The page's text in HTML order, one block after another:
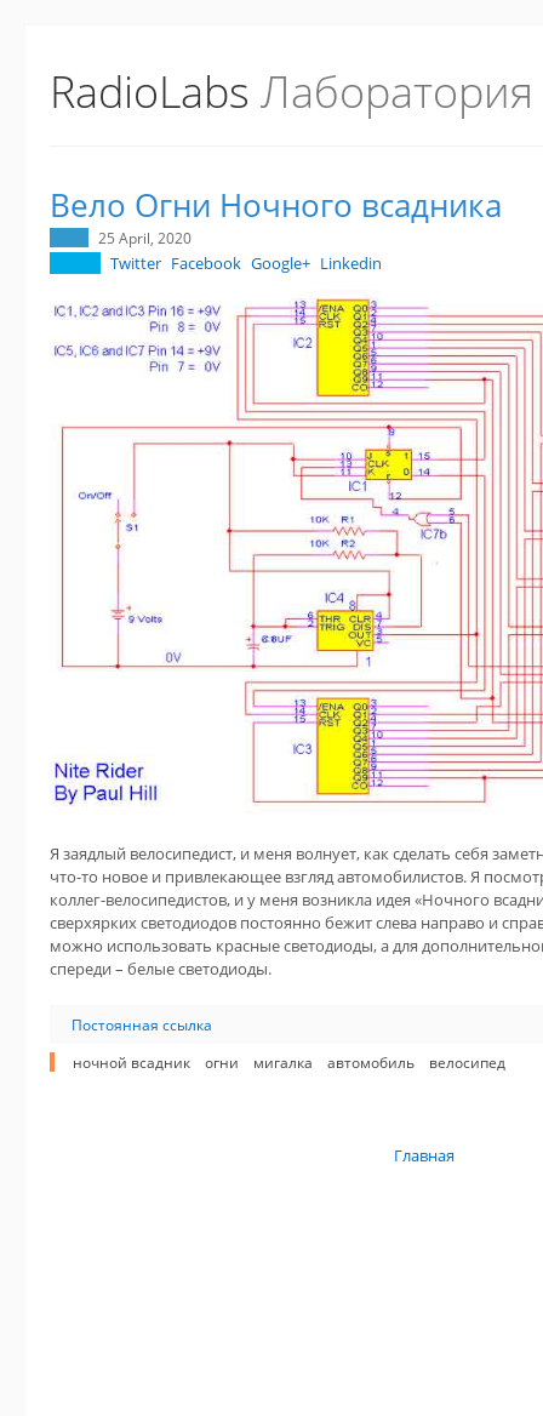
RadioLabs
Вело Огни Ночного всадника
25 April, 2020
Twitter Facebook Google+ Linkedin
Я заядлый велосипедист, и меня волнует, как сделать себя
что-то новое и привлекающее взгляд автомобилистов. Я
коллег-велосипедистов, и у меня возникла идея «Ночного
сверхярких светодиодов постоянно бежит слева направо и
можно использовать красные светодиоды, а для
спереди – белые светодиоды.
Постоянная ссылка
ночной всадник
огни мигалка автомобиль велосипед
Главная